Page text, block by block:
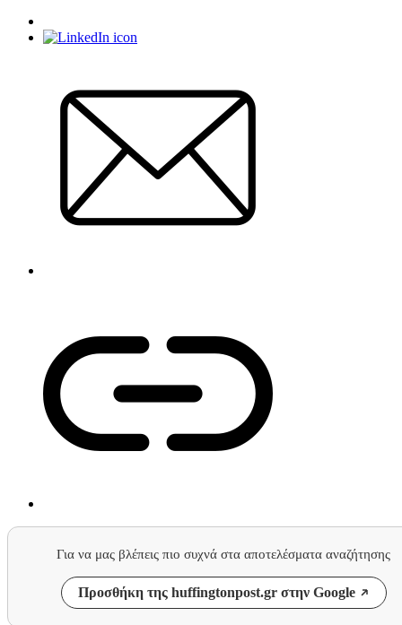
Για να μας βλέπεις πιο συχνά στα αποτελέσματα αναζήτησης
Προσθήκη της huffingtonpost.gr στην Google